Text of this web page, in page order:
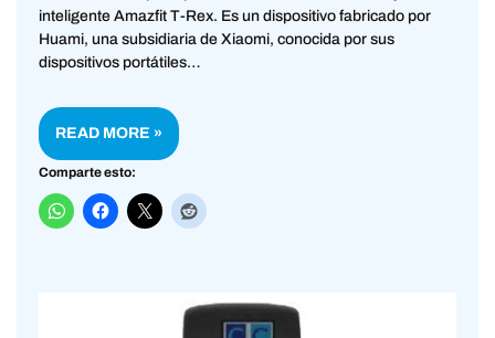
inteligente Amazfit T-Rex. Es un dispositivo fabricado por
Huami, una subsidiaria de Xiaomi, conocida por sus
dispositivos portátiles…
READ MORE »
Comparte esto: